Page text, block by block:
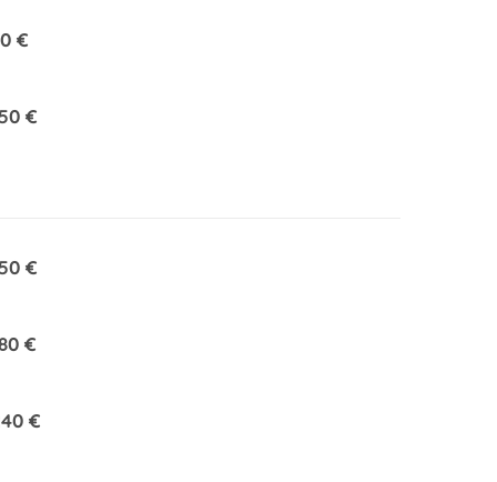
€
€
€
€
€